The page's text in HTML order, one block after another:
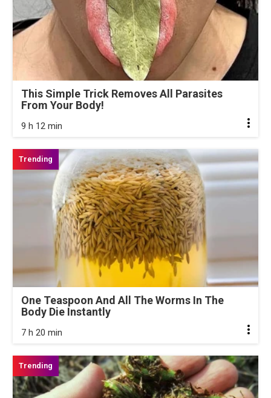
This Simple Trick Removes All Parasites
From Your Body!
9 h 12 min
One Teaspoon And All The Worms In The
Body Die Instantly
7 h 20 min